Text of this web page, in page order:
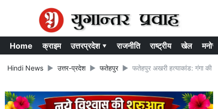
Home क्राइम उत्तरप्रदेश ▾ राजनीति राष्ट्रीय खेल
Hindi News उत्तर-प्रदेश फतेहपुर फतेहपुर अखरी हत्याकांड: गंगा की